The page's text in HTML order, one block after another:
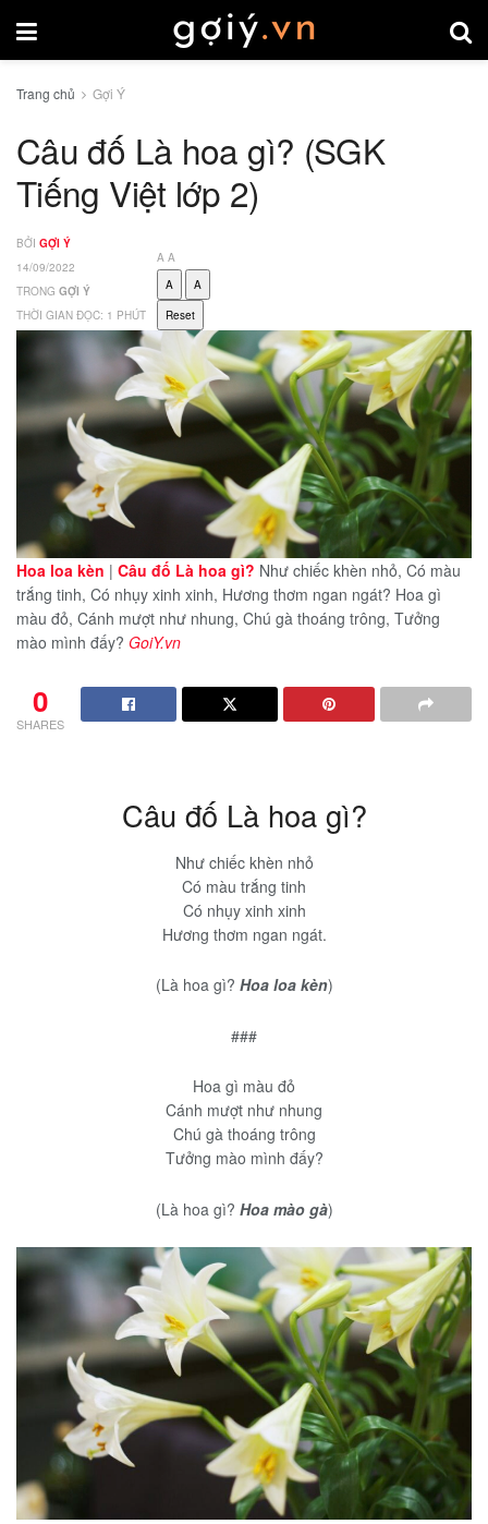
Trang chủ Gợi Ý
Câu đố Là hoa gì? (SGK
Tiếng Việt lớp 2)
BỞI GỢI Ý
14/09/2022
TRONG GỢI Ý
THỜI GIAN ĐỌC: 1 PHÚT
A A
A
A
Reset
Hoa loa kèn | Câu đố Là hoa gì? Như chiếc khèn nhỏ, Có màu
trắng tinh, Có nhụy xinh xinh, Hương thơm ngan ngát? Hoa gì
màu đỏ, Cánh mượt như nhung, Chú gà thoáng trông, Tưởng
mào mình đấy? GoiY.vn
0
SHARES
Câu đố Là hoa gì?
Như chiếc khèn nhỏ
Có màu trắng tinh
Có nhụy xinh xinh
Hương thơm ngan ngát.
(Là hoa gì? Hoa loa kèn)
###
Hoa gì màu đỏ
Cánh mượt như nhung
Chú gà thoáng trông
Tưởng mào mình đấy?
(Là hoa gì? Hoa mào gà)